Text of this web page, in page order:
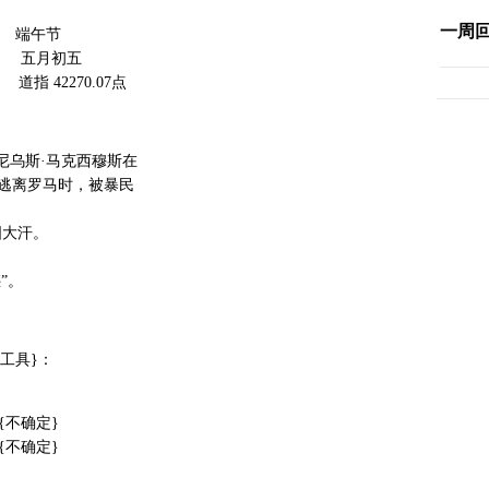
端午节
月初五
指 42270.07点
乌斯·马克西穆斯在
时，被暴民
汗。
具}：
不确定}
不确定}
一周